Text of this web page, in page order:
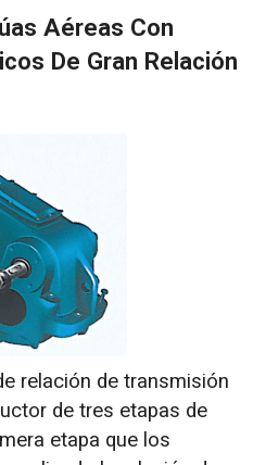
Aéreas Con
De Gran Relación
relación de transmisión
de tres etapas de
etapa que los